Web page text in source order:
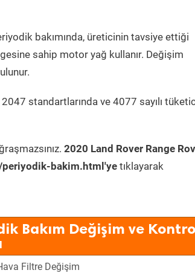
bakımında, üreticinin tavsiye ettiği
sahip motor yağ kullanır. Değişim
standartlarında ve 4077 sayılı
2020 Land Rover Range
bakim.html'yetıklayarak
Bakım Değişim ve
Filtre Değişim